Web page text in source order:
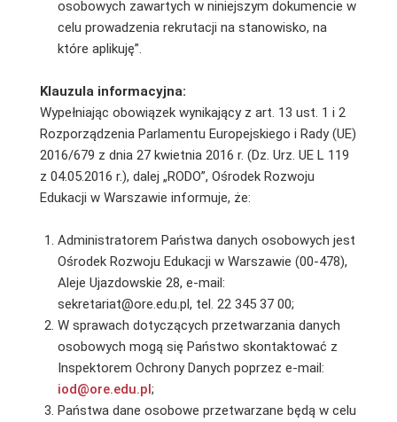
osobowych zawartych w niniejszym dokumencie w
celu prowadzenia rekrutacji na stanowisko, na
które aplikuję”.
Klauzula informacyjna:
Wypełniając obowiązek wynikający z art. 13 ust. 1 i 2
Rozporządzenia Parlamentu Europejskiego i Rady (UE)
2016/679 z dnia 27 kwietnia 2016 r. (Dz. Urz. UE L 119
z 04.05.2016 r.), dalej „RODO”, Ośrodek Rozwoju
Edukacji w Warszawie informuje, że:
Administratorem Państwa danych osobowych jest
Ośrodek Rozwoju Edukacji w Warszawie (00-478),
Aleje Ujazdowskie 28, e-mail:
sekretariat@ore.edu.pl, tel. 22 345 37 00;
W sprawach dotyczących przetwarzania danych
osobowych mogą się Państwo skontaktować z
Inspektorem Ochrony Danych poprzez e-mail:
iod@ore.edu.pl;
Państwa dane osobowe przetwarzane będą w celu